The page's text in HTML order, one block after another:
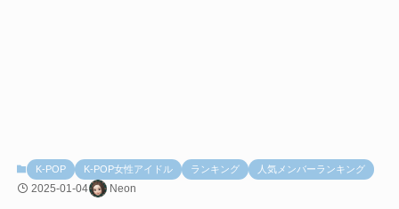
K-POP K-POP女性アイドル ランキング 人気メンバーランキング
2025-01-04 Neon